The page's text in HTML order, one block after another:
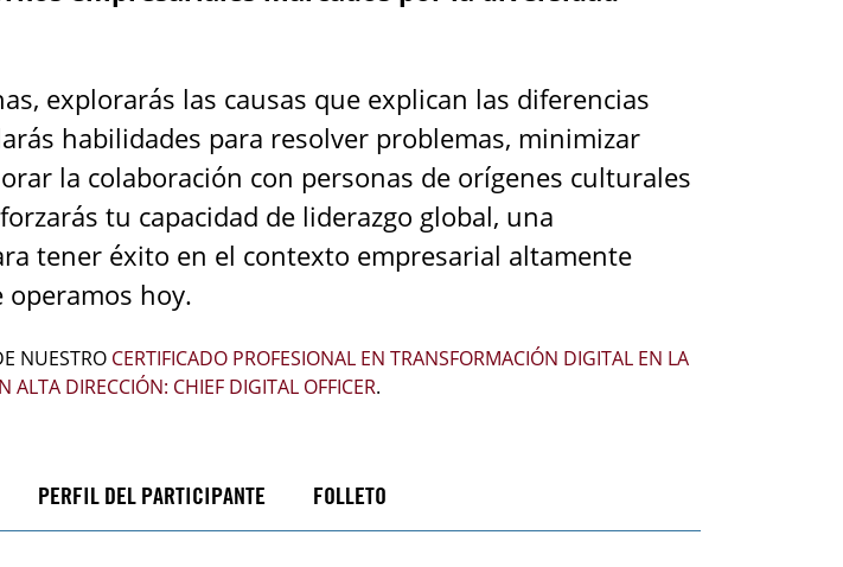
explorarás las causas que explican las diferencias
habilidades para resolver problemas, minimizar
la colaboración con personas de orígenes culturales
tu capacidad de liderazgo global, una
tener éxito en el contexto empresarial altamente
operamos hoy.
NUESTRO CERTIFICADO PROFESIONAL EN TRANSFORMACIÓN DIGITAL EN LA
ALTA DIRECCIÓN: CHIEF DIGITAL OFFICER.
PERFIL DEL PARTICIPANTE FOLLETO